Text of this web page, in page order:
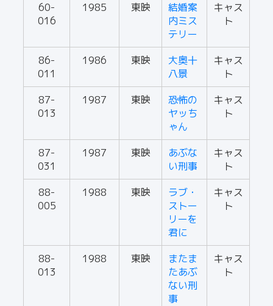
60-
016
1985 東映
結婚案
内ミス
テリー
キャス
ト
86-
011
1986 東映
大奥十
八景
キャス
ト
87-
013
1987 東映
恐怖の
ヤッち
ゃん
キャス
ト
87-
031
1987 東映
あぶな
い刑事
キャス
ト
88-
005
1988 東映
ラブ・
ストー
リーを
君に
キャス
ト
88-
013
1988 東映
またま
たあぶ
ない刑
事
キャス
ト